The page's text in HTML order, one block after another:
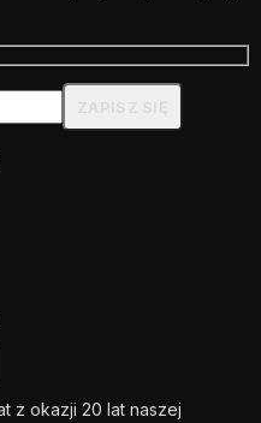
z okazji 20 lat naszej